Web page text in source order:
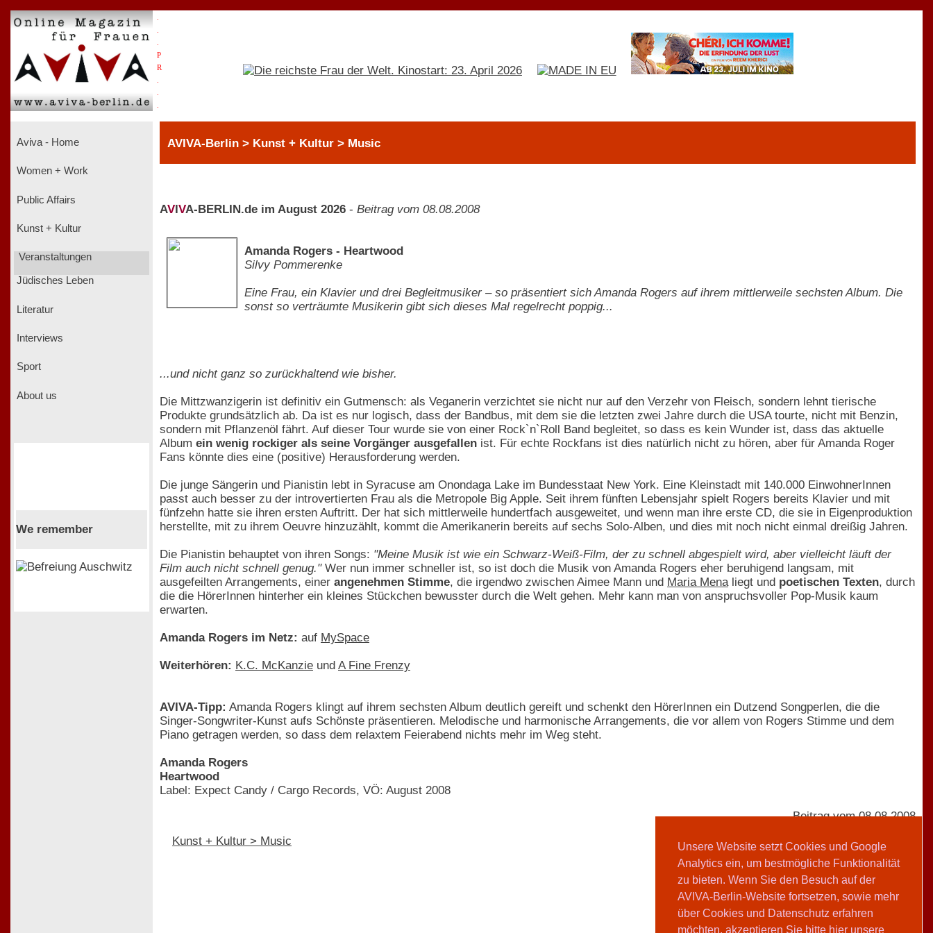
Unsere Website setzt Cookies und Google
Analytics ein, um bestmögliche Funktionalität
zu bieten. Wenn Sie den Besuch auf der
AVIVA-Berlin-Website fortsetzen, sowie mehr
über Cookies und Datenschutz erfahren
möchten, akzeptieren Sie bitte hier unsere
P
R
Aviva - Home
Women + Work
Public Affairs
Kunst + Kultur
Veranstaltungen
Jüdisches Leben
Literatur
Interviews
Sport
About us
We remember
AVIVA-Berlin > Kunst + Kultur > Music
AV VA-BERLIN.de im August 2026 - Beitrag vom 08.08.2008
Amanda Rogers - Heartwood
Silvy Pommerenke
Eine Frau, ein Klavier und drei Begleitmusiker – so präsentiert sich Amanda Rogers auf ihrem mittlerweile sechsten Album. Die
sonst so verträumte Musikerin gibt sich dieses Mal regelrecht poppig...
...und nicht ganz so zurückhaltend wie bisher.
Die Mittzwanzigerin ist definitiv ein Gutmensch: als Veganerin verzichtet sie nicht nur auf den Verzehr von Fleisch, sondern lehnt tierische
Produkte grundsätzlich ab. Da ist es nur logisch, dass der Bandbus, mit dem sie die letzten zwei Jahre durch die USA tourte, nicht mit Benzin,
sondern mit Pflanzenöl fährt. Auf dieser Tour wurde sie von einer Rock`n`Roll Band begleitet, so dass es kein Wunder ist, dass das aktuelle
Album ein wenig rockiger als seine Vorgänger ausgefallen ist. Für echte Rockfans ist dies natürlich nicht zu hören, aber für Amanda Roger
Fans könnte dies eine (positive) Herausforderung werden.
Die junge Sängerin und Pianistin lebt in Syracuse am Onondaga Lake im Bundesstaat New York. Eine Kleinstadt mit 140.000 EinwohnerInnen
passt auch besser zu der introvertierten Frau als die Metropole Big Apple. Seit ihrem fünften Lebensjahr spielt Rogers bereits Klavier und mit
fünfzehn hatte sie ihren ersten Auftritt. Der hat sich mittlerweile hundertfach ausgeweitet, und wenn man ihre erste CD, die sie in Eigenproduktion
herstellte, mit zu ihrem Oeuvre hinzuzählt, kommt die Amerikanerin bereits auf sechs Solo-Alben, und dies mit noch nicht einmal dreißig Jahren.
Die Pianistin behauptet von ihren Songs: "Meine Musik ist wie ein Schwarz-Weiß-Film, der zu schnell abgespielt wird, aber vielleicht läuft der
Film auch nicht schnell genug."Wer nun immer schneller ist, so ist doch die Musik von Amanda Rogers eher beruhigend langsam, mit
ausgefeilten Arrangements, einer angenehmen Stimme, die irgendwo zwischen Aimee Mann und Maria Menaliegt und poetischen Texten, durch
die die HörerInnen hinterher ein kleines Stückchen bewusster durch die Welt gehen. Mehr kann man von anspruchsvoller Pop-Musik kaum
erwarten.
Amanda Rogers im Netz: auf MySpace
Weiterhören: K.C. McKanzie und A Fine Frenzy
AVIVA-Tipp: Amanda Rogers klingt auf ihrem sechsten Album deutlich gereift und schenkt den HörerInnen ein Dutzend Songperlen, die die
Singer-Songwriter-Kunst aufs Schönste präsentieren. Melodische und harmonische Arrangements, die vor allem von Rogers Stimme und dem
Piano getragen werden, so dass dem relaxtem Feierabend nichts mehr im Weg steht.
Amanda Rogers
Heartwood
Label: Expect Candy / Cargo Records, VÖ: August 2008
Kunst + Kultur > Music
Beitrag vom 08.08.2008
Silvy Pommerenke
Teilen